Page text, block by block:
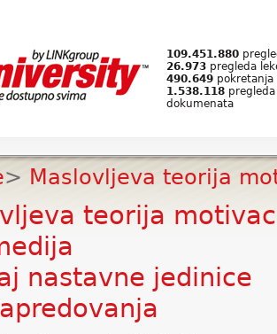
109.451.880
26.973 pregleda
490.649 pokretanja
1.538.118
dokumenata
> Maslovljeva teorija
teorija
nastavne jedinice